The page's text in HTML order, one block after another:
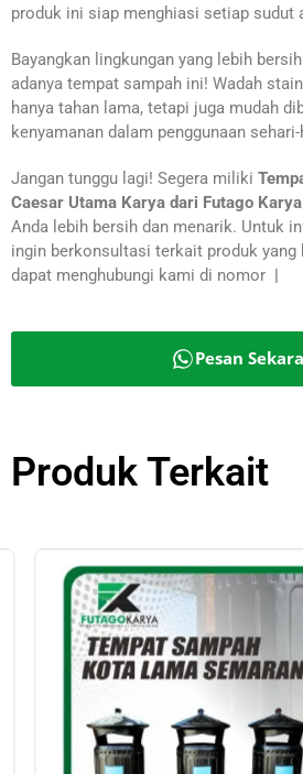
produk ini siap menghiasi setiap sudut
Bayangkan lingkungan yang lebih
adanya tempat sampah ini! Wadah
hanya tahan lama, tetapi juga mudah
kenyamanan dalam penggunaan
Jangan tunggu lagi! Segera miliki
Caesar Utama Karya dari Futago Karya
Anda lebih bersih dan menarik. Untuk
ingin berkonsultasi terkait produk yang
dapat menghubungi kami di nomor |
Pesan
Produk Terkait